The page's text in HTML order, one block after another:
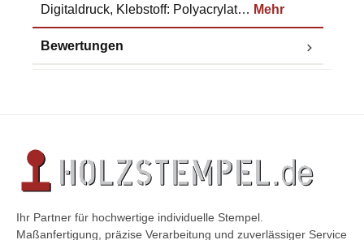
Digitaldruck, Klebstoff: Polyacrylat… Mehr
Bewertungen
Ihr Partner für hochwertige individuelle Stempel.
Maßanfertigung, präzise Verarbeitung und zuverlässiger Service